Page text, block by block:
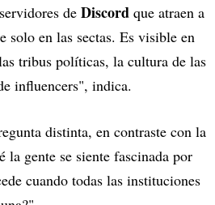
de Discord que atraen a
solo en las sectas. Es visible en
tribus políticas, la cultura de las
influencers", indica.
distinta, en contraste con la
la gente se siente fascinada por
cuando todas las instituciones